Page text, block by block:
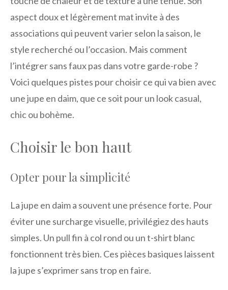
aspect doux et légèrement mat invite à des
associations qui peuvent varier selon la saison, le
style recherché ou l’occasion. Mais comment
l’intégrer sans faux pas dans votre garde-robe ?
Voici quelques pistes pour choisir ce qui va bien avec
une jupe en daim, que ce soit pour un look casual,
chic ou bohème.
Choisir le bon haut
Opter pour la simplicité
La jupe en daim a souvent une présence forte. Pour
éviter une surcharge visuelle, privilégiez des hauts
simples. Un pull fin à col rond ou un t-shirt blanc
fonctionnent très bien. Ces pièces basiques laissent
la jupe s’exprimer sans trop en faire.